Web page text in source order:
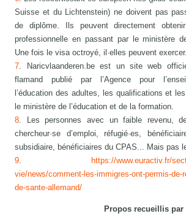
Suisse et du Lichtenstein) ne doivent pas
de diplôme. Ils peuvent directement
professionnelle en passant par le ministère
Une fois le visa octroyé, il·elles peuvent exercer.
7. Naricvlaanderen.be est un site web
flamand publié par l’Agence pour
l’éducation des adultes, les qualifications et
le ministère de l’éducation et de la formation.
8. Les personnes avec un faible revenu,
chercheur·se d’emploi, réfugié·es,
subsidiaire, bénéficiaires du CPAS... Mais pas
9.
https://www.euractiv.fr/
vie/news/comment-les-immigres-ont-permis-de-
de-sante-allemand/
Propos recueillis par